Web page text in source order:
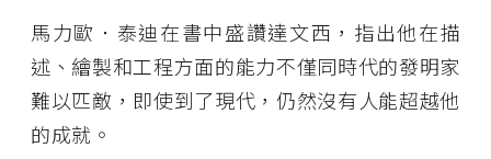
馬力歐．泰迪在書中盛讚達文西，指出他在描
述、繪製和工程方面的能力不僅同時代的發明家
難以匹敵，即使到了現代，仍然沒有人能超越他
的成就。